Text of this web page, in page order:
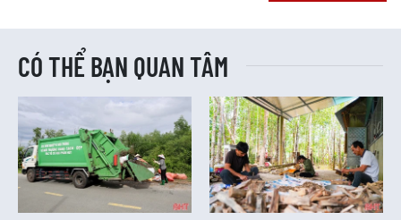
CÓ THỂ BẠN QUAN TÂM